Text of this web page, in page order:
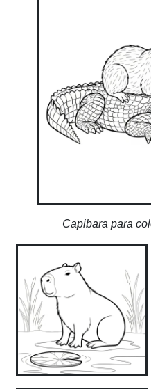
Capibara para